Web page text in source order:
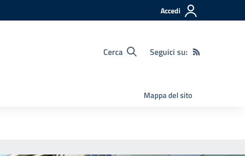
Accedi
Cerca Seguici su:
Mappa del sito